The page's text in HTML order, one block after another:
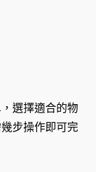
選擇適合的物
步操作即可完